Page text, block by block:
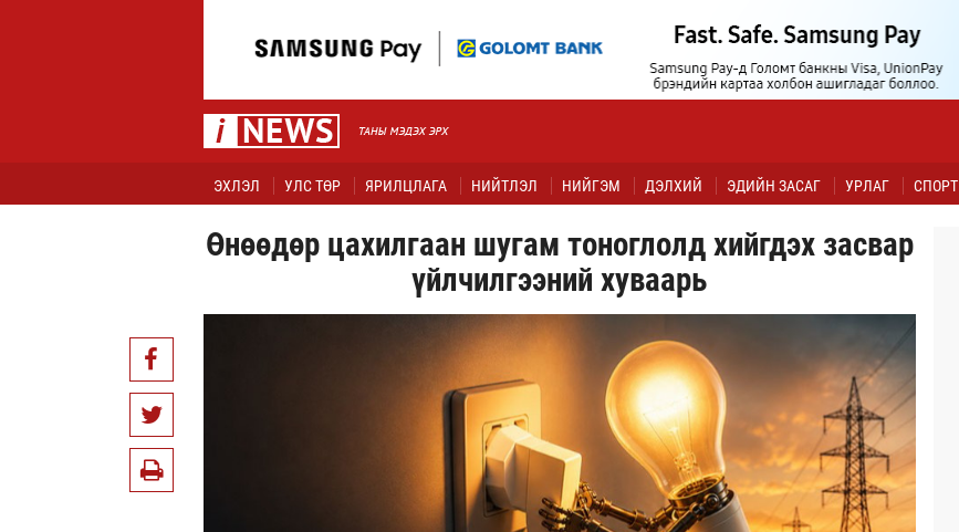
ЭХЛЭЛ УЛС ТӨР ЯРИЛЦЛАГА НИЙТЛЭЛ НИЙГЭМ ДЭЛХИЙ ЭДИЙН ЗАСАГ УРЛАГ СПОРТ
Өнөөдөр цахилгаан шугам тоноглолд хийгдэх засвар
үйлчилгээний хуваарь